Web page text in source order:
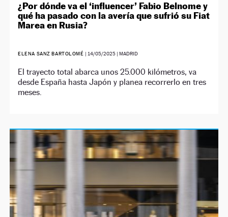
¿Por dónde va el ‘influencer’ Fabio Belnome y
qué ha pasado con la avería que sufrió su Fiat
Marea en Rusia?
ELENA SANZ BARTOLOMÉ | 14/05/2025 | MADRID
El trayecto total abarca unos 25.000 kilómetros, va
desde España hasta Japón y planea recorrerlo en tres
meses.